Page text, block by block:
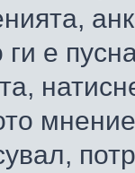
ги е